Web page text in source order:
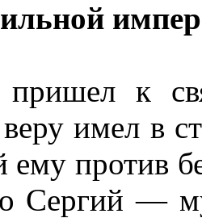
к
имел в
ему против
Сергий —